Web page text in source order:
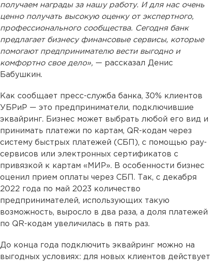
получаем награды за нашу работу. И для нас очень
ценно получать высокую оценку от экспертного,
профессионального сообщества. Сегодня банк
предлагает бизнесу финансовые сервисы, которые
помогают предпринимателю вести выгодно и
комфортно свое дело», — рассказал Денис
Бабушкин.
Как сообщает пресс-служба банка, 30% клиентов
УБРиР — это предприниматели, подключившие
эквайринг. Бизнес может выбрать любой его вид и
принимать платежи по картам, QR-кодам через
систему быстрых платежей (СБП), с помощью рау-
сервисов или электронных сертификатов с
привязкой к картам «МИР». В особенности бизнес
оценил прием оплаты через СБП. Так, с декабря
2022 года по май 2023 количество
предпринимателей, использующих такую
возможность, выросло в два раза, а доля платежей
по QR-кодам увеличилась в пять раз.
До конца года подключить эквайринг можно на
выгодных условиях: для новых клиентов действует